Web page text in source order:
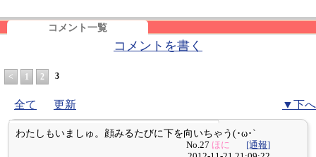
コメント一覧
コメントを書く
< 1 2 3
全て 更新 ▼下へ
わたしもいましゅ。顔みるたびに下を向いちゃう(･ω･`
No.27ほに
[通報]